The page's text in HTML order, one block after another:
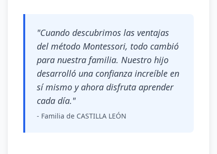
"Cuando descubrimos las ventajas
del método Montessori, todo cambió
para nuestra familia. Nuestro hijo
desarrolló una confianza increíble en
sí mismo y ahora disfruta aprender
cada día."
- Familia de CASTILLA LEÓN